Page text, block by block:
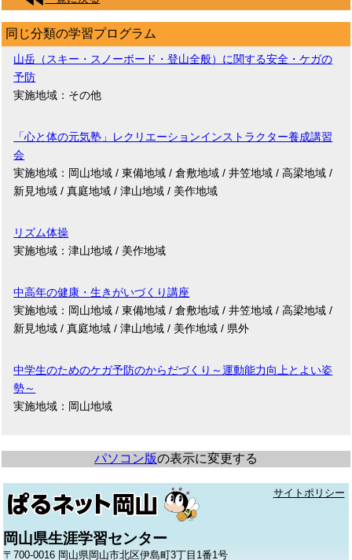
同じ分類の学習プログラム
山岳（スキー・スノーボード・登山全般）に関する安全・ケガの
予防
実施地域：その他
「心と体の元気塾」レクリエーションインストラクター養成講習
会
実施地域：岡山地域 / 東備地域 / 倉敷地域 / 井笠地域 / 高梁地域 /
新見地域 / 真庭地域 / 津山地域 / 美作地域
リズム体操
実施地域：津山地域 / 美作地域
中高年の健康・生きがいづくり講座
実施地域：岡山地域 / 東備地域 / 倉敷地域 / 井笠地域 / 高梁地域 /
新見地域 / 真庭地域 / 津山地域 / 美作地域 / 県外
中学生のためのケガ予防のからだづくり～運動能力向上とよい姿
勢～
実施地域：岡山地域
パソコン版の表示に変更する
サイトポリシー
岡山県生涯学習センター
〒700-0016 岡山県岡山市北区伊島町3丁目1番1号